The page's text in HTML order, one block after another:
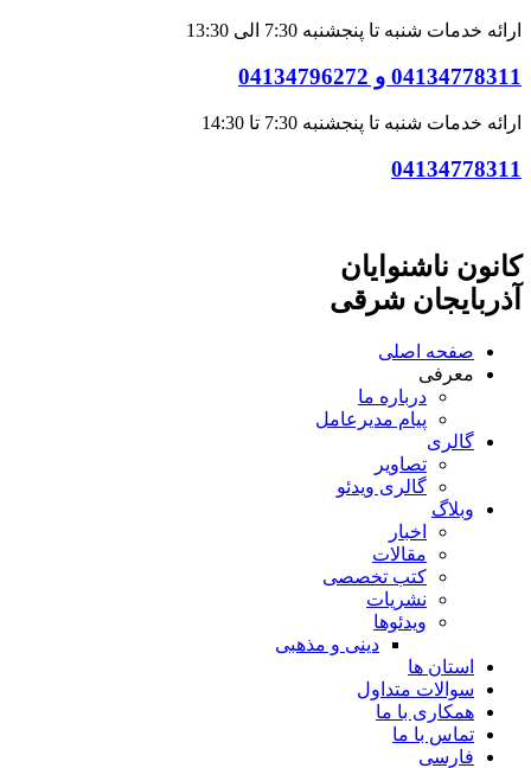
ارائه خدمات شنبه تا پنجشنبه 7:30 الی 13:30
04134778311 و 04134796272
ارائه خدمات شنبه تا پنجشنبه 7:30 تا 14:30
04134778311
کانون ناشنوایان
آذربایجان شرقی
صفحه اصلی
معرفی
درباره ما
پیام مدیرعامل
گالری
تصاویر
گالری ویدئو
وبلاگ
اخبار
مقالات
کتب تخصصی
نشریات
ویدئوها
دینی و مذهبی
استان ها
سوالات متداول
همکاری با ما
تماس با ما
فارسی